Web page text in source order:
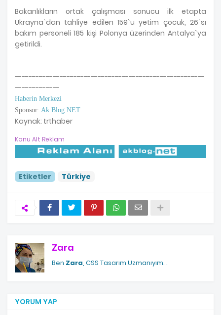
Bakanlıkların ortak çalışması sonucu ilk etapta
Ukrayna`dan tahliye edilen 159`u yetim çocuk, 26`sı
bakım personeli 185 kişi Polonya üzerinden Antalya`ya
getirildi.
-------------------------------------------------------
-------------
Haberin Merkezi
Sponsor: Ak Blog NET
Kaynak: trthaber
Konu Alt Reklam
Etiketler Türkiye
Zara
Ben Zara, CSS Tasarım Uzmanıyım. .
YORUM YAP